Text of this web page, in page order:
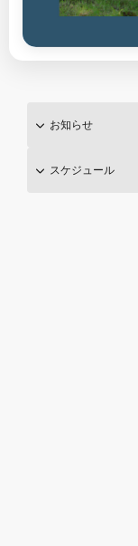
お知らせ
スケジュール